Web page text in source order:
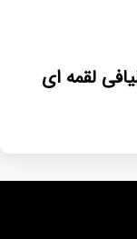
لقمه ای